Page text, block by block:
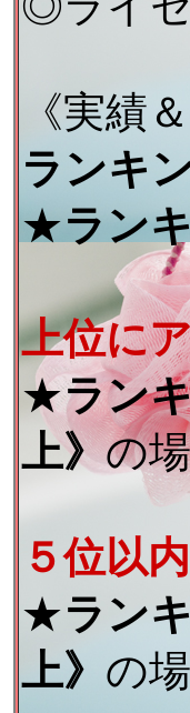
《実績
ランキ
★ラン
上位に
★ラン
上》の
５位以
★ラン
上》 の場